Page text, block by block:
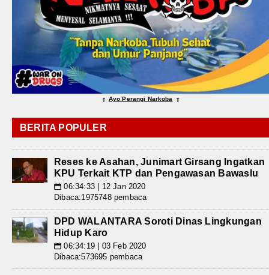
⇑ Ayo Perangi Narkoba ⇑
BERITA POPULER
Reses ke Asahan, Junimart Girsang Ingatkan
KPU Terkait KTP dan Pengawasan Bawaslu
📅 06:34:33 | 12 Jan 2020
Dibaca:1975748 pembaca
DPD WALANTARA Soroti Dinas Lingkungan
Hidup Karo
📅 06:34:19 | 03 Feb 2020
Dibaca:573695 pembaca